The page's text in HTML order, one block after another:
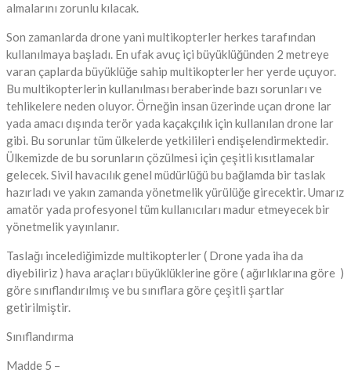
almalarını zorunlu kılacak.
Son zamanlarda drone yani multikopterler herkes tarafından
kullanılmaya başladı. En ufak avuç içi büyüklüğünden 2 metreye
varan çaplarda büyüklüğe sahip multikopterler her yerde uçuyor.
Bu multikopterlerin kullanılması beraberinde bazı sorunları ve
tehlikelere neden oluyor. Örneğin insan üzerinde uçan drone lar
yada amacı dışında terör yada kaçakçılık için kullanılan drone lar
gibi. Bu sorunlar tüm ülkelerde yetkilileri endişelendirmektedir.
Ülkemizde de bu sorunların çözülmesi için çeşitli kısıtlamalar
gelecek. Sivil havacılık genel müdürlüğü bu bağlamda bir taslak
hazırladı ve yakın zamanda yönetmelik yürülüğe girecektir. Umarız
amatör yada profesyonel tüm kullanıcıları madur etmeyecek bir
yönetmelik yayınlanır.
Taslağı incelediğimizde multikopterler ( Drone yada iha da
diyebiliriz ) hava araçları büyüklüklerine göre ( ağırlıklarına göre )
göre sınıflandırılmış ve bu sınıflara göre çeşitli şartlar
getirilmiştir.
Sınıflandırma
Madde 5 –